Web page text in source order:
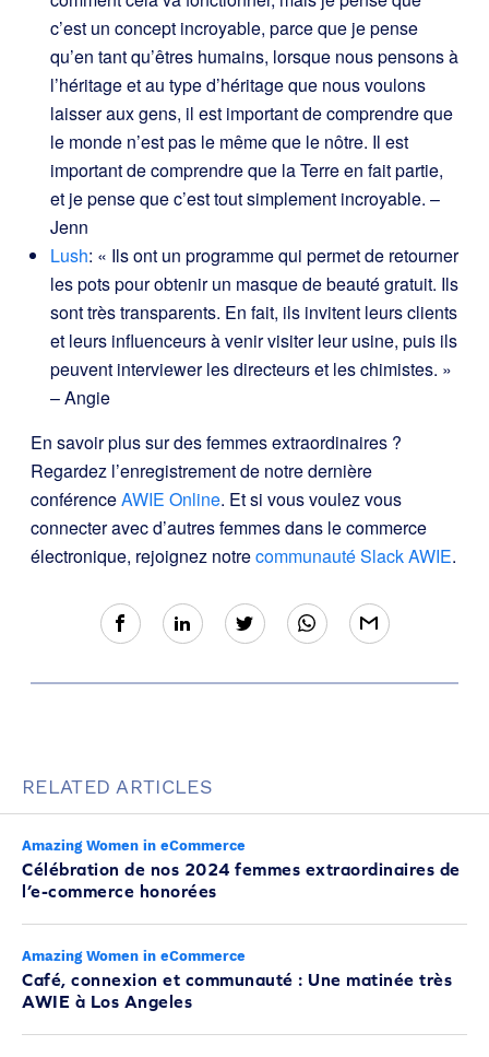
c’est un concept incroyable, parce que je pense
qu’en tant qu’êtres humains, lorsque nous pensons à
l’héritage et au type d’héritage que nous voulons
laisser aux gens, il est important de comprendre que
le monde n’est pas le même que le nôtre. Il est
important de comprendre que la Terre en fait partie,
et je pense que c’est tout simplement incroyable. –
Jenn
Lush: « Ils ont un programme qui permet de retourner
les pots pour obtenir un masque de beauté gratuit. Ils
sont très transparents. En fait, ils invitent leurs clients
et leurs influenceurs à venir visiter leur usine, puis ils
peuvent interviewer les directeurs et les chimistes. »
– Angie
En savoir plus sur des femmes extraordinaires ?
Regardez l’enregistrement de notre dernière
conférenceAWIE Online. Et si vous voulez vous
connecter avec d’autres femmes dans le commerce
électronique, rejoignez notrecommunauté Slack AWIE.
RELATED ARTICLES
Amazing Women in eCommerce
Célébration de nos 2024 femmes extraordinaires de
l’e-commerce honorées
Amazing Women in eCommerce
Café, connexion et communauté : Une matinée très
AWIE à Los Angeles